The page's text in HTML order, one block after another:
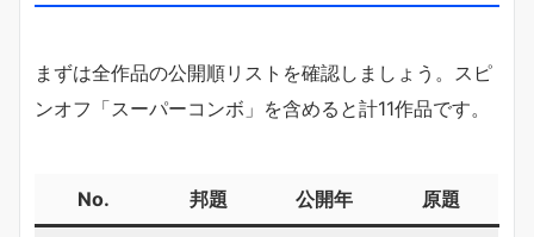
まずは全作品の公開順リストを確認しましょう。スピ
ンオフ「スーパーコンボ」を含めると計11作品です。
No. 邦題 公開年 原題